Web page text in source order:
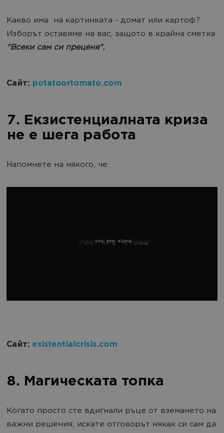
Кaкво има на картинката - домат или картоф?
Изборът оставяме на вас, защото в крайна сметка
"Всеки сам си преценя".
Сайт: potatoortomato.com
7. Екзистенциалната криза
не е шега работа
Напомнете на някого, че:
Сайт: existentialcrisis.com
8. Магическата топка
Когато просто сте вдигнали ръце от вземането на
важни решения, искате отговорът някак си сам да